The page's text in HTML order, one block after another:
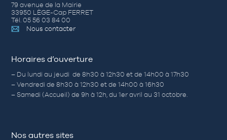
79 avenue de la Mairie
33950 LÈGE-Cap FERRET
Tél. 05 56 03 84 00
Nous contacter
Horaires d’ouverture
– Du lundi au jeudi de 8h30 à 12h30 et de 14h00 à 17h30
– Vendredi de 8h30 à 12h30 et de 14h00 à 16h30
– Samedi (Accueil) de 9h à 12h, du 1er avril au 31 octobre.
Nos autres sites